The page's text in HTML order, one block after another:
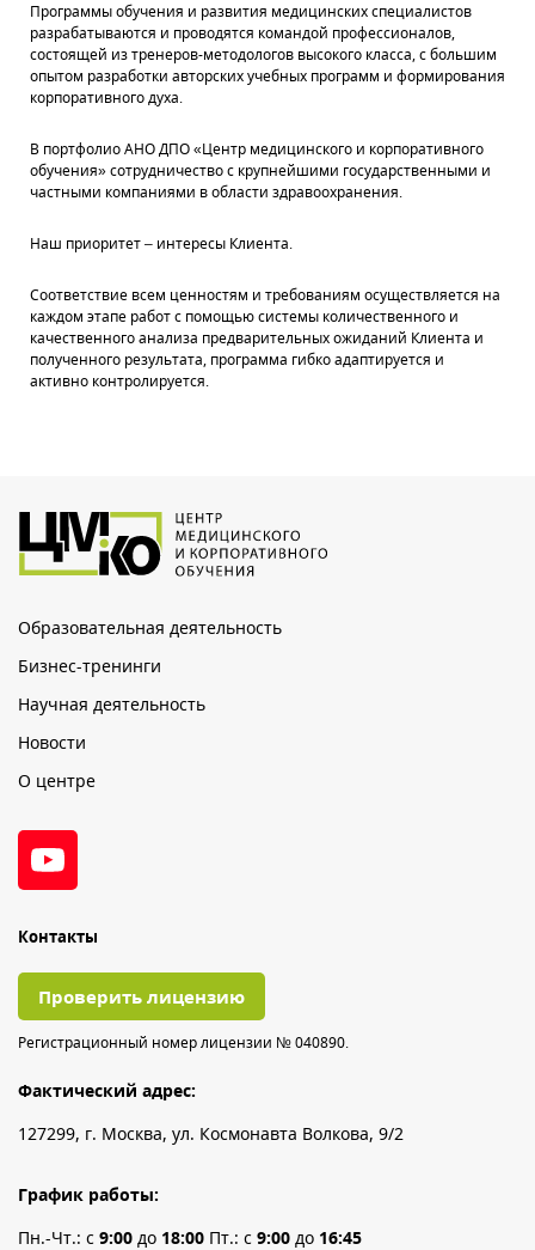
Программы обучения и развития медицинских специалистов
разрабатываются и проводятся командой профессионалов,
состоящей из тренеров-методологов высокого класса, с большим
опытом разработки авторских учебных программ и формирования
корпоративного духа.
В портфолио АНО ДПО «Центр медицинского и корпоративного
обучения» сотрудничество с крупнейшими государственными и
частными компаниями в области здравоохранения.
Наш приоритет – интересы Клиента.
Соответствие всем ценностям и требованиям осуществляется на
каждом этапе работ с помощью системы количественного и
качественного анализа предварительных ожиданий Клиента и
полученного результата, программа гибко адаптируется и
активно контролируется.
Образовательная деятельность
Бизнес-тренинги
Научная деятельность
Новости
О центре
Контакты
Проверить лицензию
Регистрационный номер лицензии № 040890.
Фактический адрес:
127299, г. Москва, ул. Космонавта Волкова, 9/2
График работы:
Пн.-Чт.: с 9:00 до 18:00 Пт.: с 9:00 до 16:45